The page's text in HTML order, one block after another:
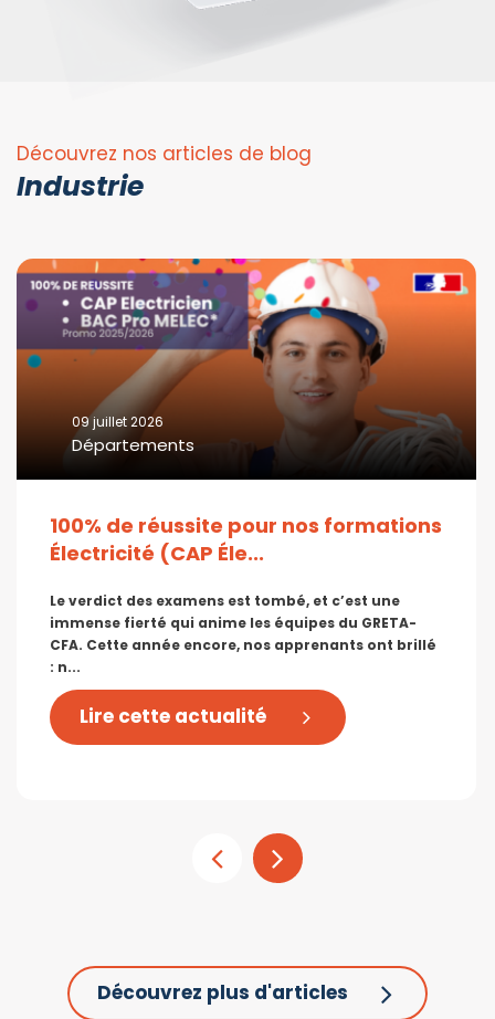
Découvrez nos articles de blog
Industrie
09 juillet 2026
Départements
100% de réussite pour nos formations
Électricité (CAP Éle...
Le verdict des examens est tombé, et c’est une
immense fierté qui anime les équipes du GRETA-
CFA. Cette année encore, nos apprenants ont brillé
: n...
Lire cette actualité
Découvrez plus d'articles